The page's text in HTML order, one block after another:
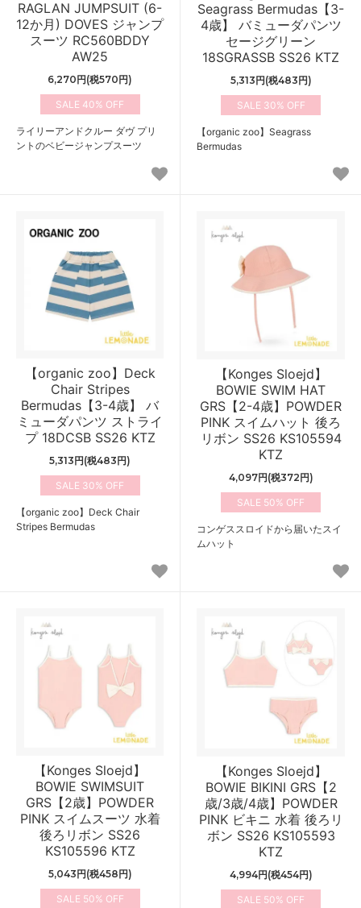
RAGLAN JUMPSUIT (6-
12か月) DOVES ジャンプ
スーツ RC560BDDY
AW25
6,270円(税570円)
40%
ライリーアンドクルー ダヴ プリ
ントのベビージャンプスーツ
Seagrass Bermudas【3-
4歳】 バミューダパンツ
セージグリーン
18SGRASSB SS26 KTZ
5,313円(税483円)
30%
【organic zoo】Seagrass
Bermudas
【organic zoo】Deck
Chair Stripes
Bermudas【3-4歳】 バ
ミューダパンツ ストライ
プ 18DCSB SS26 KTZ
5,313円(税483円)
30%
【organic zoo】Deck Chair
Stripes Bermudas
【Konges Sloejd】
BOWIE SWIM HAT
GRS【2-4歳】POWDER
PINK スイムハット 後ろ
リボン SS26 KS105594
KTZ
4,097円(税372円)
50%
コンゲススロイドから届いたスイ
ムハット
【Konges Sloejd】
BOWIE SWIMSUIT
GRS【2歳】POWDER
PINK スイムスーツ 水着
後ろリボン SS26
KS105596 KTZ
5,043円(税458円)
50%
【Konges Sloejd】
BOWIE BIKINI GRS【2
歳/3歳/4歳】POWDER
PINK ビキニ 水着 後ろリ
ボン SS26 KS105593
KTZ
4,994円(税454円)
50%